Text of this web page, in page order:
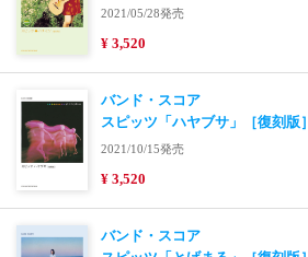
2021/05/28発売
¥ 3,520
バンド・スコア
スピッツ「ハヤブサ」［復刻版］
2021/10/15発売
¥ 3,520
バンド・スコア